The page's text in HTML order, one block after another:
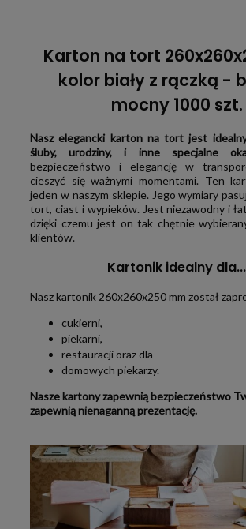
Karton na tort
kolor biały z rączką -
mocny 1000 szt.
Nasz elegancki karton na tort jest
śluby, urodziny, i inne specjalne
bezpieczeństwo i elegancję w
cieszyć się ważnymi momentami. Ten
jeden w naszym sklepie. Jego wymiary
tort, ciast i wypieków. Jest niezawodny i
dzięki czemu jest on tak chętnie
klientów.
Kartonik idealny dla...
Nasz kartonik 260x260x250 mm został
cukierni,
piekarni,
restauracji oraz dla
domowych piekarzy.
Nasze kartony zapewnią bezpieczeństwo
zapewnią nienaganną prezentację.